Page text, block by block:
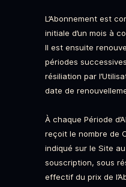
L’Abonnement est
initiale d’un mois à
Il est ensuite
périodes
résiliation par
date de
À chaque Période
reçoit le nombre de
indiqué sur le Site
souscription, sous
effectif du prix de